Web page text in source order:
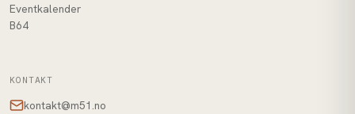
Eventkalender
B64
KONTAKT
kontakt@m51.no